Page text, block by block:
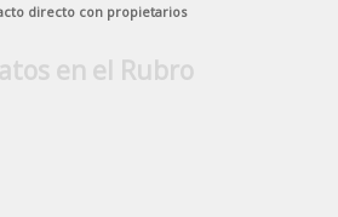
directo con propietarios
en el Rubro